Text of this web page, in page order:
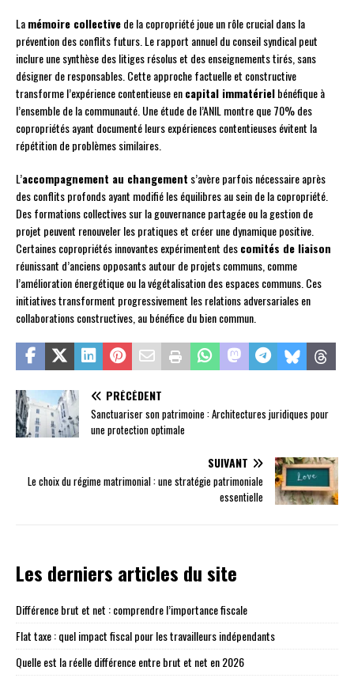
Lamémoire collectivede la copropriété joue un rôle crucial dans la
prévention des conflits futurs. Le rapport annuel du conseil syndical peut
inclure une synthèse des litiges résolus et des enseignements tirés, sans
désigner de responsables. Cette approche factuelle et constructive
transforme l’expérience contentieuse encapital immatérielbénéfique à
l’ensemble de la communauté. Une étude de l’ANIL montre que 70% des
copropriétés ayant documenté leurs expériences contentieuses évitent la
répétition de problèmes similaires.
L’accompagnement au changement s’avère parfois nécessaire après
des conflits profonds ayant modifié les équilibres au sein de la copropriété.
Des formations collectives sur la gouvernance partagée ou la gestion de
projet peuvent renouveler les pratiques et créer une dynamique positive.
Certaines copropriétés innovantes expérimentent descomités de liaison
réunissant d’anciens opposants autour de projets communs, comme
l’amélioration énergétique ou la végétalisation des espaces communs. Ces
initiatives transforment progressivement les relations adversariales en
collaborations constructives, au bénéfice du bien commun.
PRÉCÉDENT
Sanctuariser son patrimoine : Architectures juridiques pour
une protection optimale
SUIVANT
Le choix du régime matrimonial : une stratégie patrimoniale
essentielle
Les derniers articles du site
Différence brut et net : comprendre l’importance fiscale
Flat taxe : quel impact fiscal pour les travailleurs indépendants
Quelle est la réelle différence entre brut et net en 2026